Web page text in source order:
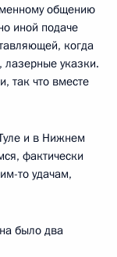
общению
иной подаче
когда
указки.
так что вместе
и в Нижнем
фактически
то удачам,
было два